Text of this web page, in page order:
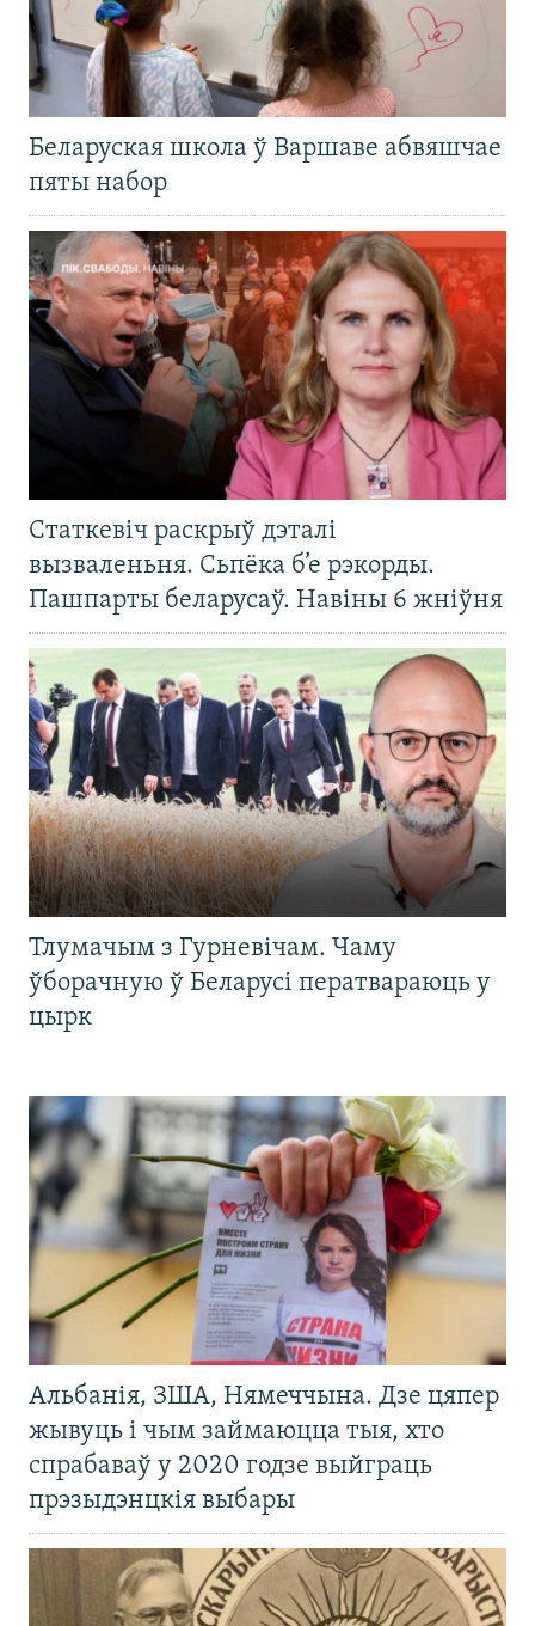
Беларуская школа ў Варшаве абвяшчае
пяты набор
Статкевіч раскрыў дэталі
вызваленьня. Сьпёка б’е рэкорды.
Пашпарты беларусаў. Навіны 6 жніўня
Тлумачым з Гурневічам. Чаму
ўборачную ў Беларусі ператвараюць у
цырк
Альбанія, ЗША, Нямеччына. Дзе цяпер
жывуць і чым займаюцца тыя, хто
спрабаваў у 2020 годзе выйграць
прэзыдэнцкія выбары